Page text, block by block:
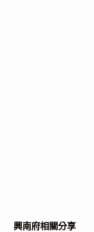
興南府相關分享